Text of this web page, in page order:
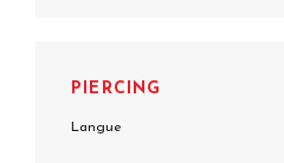
PIERCING
Langue